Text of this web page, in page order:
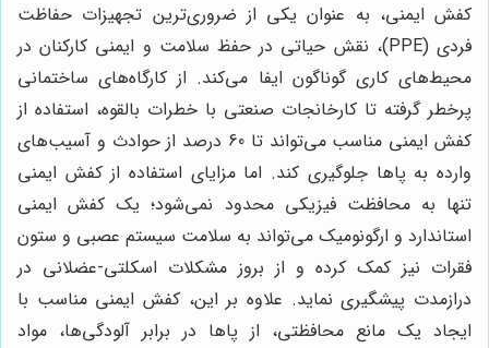
کفش ایمنی، به عنوان یکی از ضروری‌ترین تجهیزات حفاظت
فردی (PPE)، نقش حیاتی در حفظ سلامت و ایمنی کارکنان در
محیط‌های کاری گوناگون ایفا می‌کند. از کارگاه‌های ساختمانی
پرخطر گرفته تا کارخانجات صنعتی با خطرات بالقوه، استفاده از
کفش ایمنی مناسب می‌تواند تا 60 درصد از حوادث و آسیب‌های
وارده به پاها جلوگیری کند. اما مزایای استفاده از کفش ایمنی
تنها به محافظت فیزیکی محدود نمی‌شود؛ یک کفش ایمنی
استاندارد و ارگونومیک می‌تواند به سلامت سیستم عصبی و ستون
فقرات نیز کمک کرده و از بروز مشکلات اسکلتی-عضلانی در
درازمدت پیشگیری نماید. علاوه بر این، کفش ایمنی مناسب با
ایجاد یک مانع محافظتی، از پاها در برابر آلودگی‌ها، مواد